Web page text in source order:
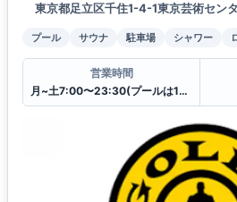
東京都足立区千住1-4-1東京芸術セン
プール サウナ 駐車場 シャワー
営業時間
月~土7:00〜23:30(プールは10:00〜23:00)